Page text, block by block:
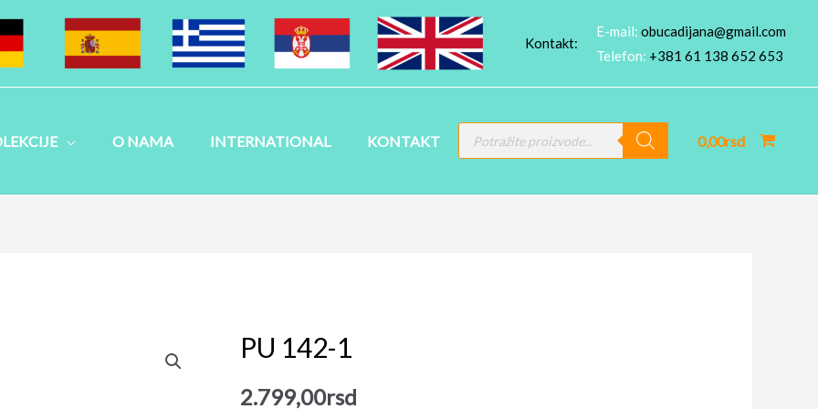
Kontakt:
E-mail: obucadijana@gmail.com
Telefon: +381 61 138 652 653
O NAMA INTERNATIONAL KONTAKT
PRODUCTS
SEARCH
0,00rsd
PU 142-1
2.799,00rsd
PU
1